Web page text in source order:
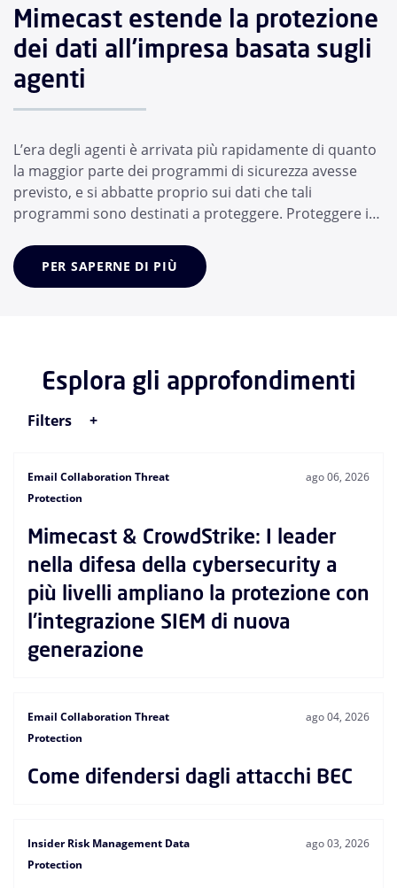
Mimecast estende la protezione
dei dati all’impresa basata sugli
agenti
L’era degli agenti è arrivata più rapidamente di quanto
la maggior parte dei programmi di sicurezza avesse
previsto, e si abbatte proprio sui dati che tali
programmi sono destinati a proteggere. Proteggere i
intelligenza artificiale su cui fanno affidamento i vostri
collaboratori, non solo i collaboratori stessi. Nel giro di
PER SAPERNE DI PIÙ
Esplora gli approfondimenti
Filters
Email Collaboration Threat
Protection
ago 06, 2026
Mimecast & CrowdStrike: I leader
nella difesa della cybersecurity a
più livelli ampliano la protezione con
l'integrazione SIEM di nuova
generazione
Email Collaboration Threat
Protection
ago 04, 2026
Come difendersi dagli attacchi BEC
Insider Risk Management Data
Protection
ago 03, 2026